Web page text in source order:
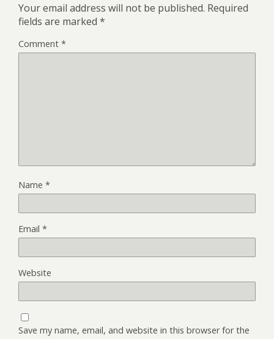
Your email address will not be published. Required
fields are marked *
Comment *
Name *
Email *
Website
Save my name, email, and website in this browser for the